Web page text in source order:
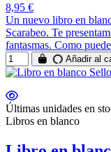
8,95 €
Un nuevo libro en
Scarabeo. Te
fantasmas. Como
Añadir al
Últimas unidades en
Libros en blanco